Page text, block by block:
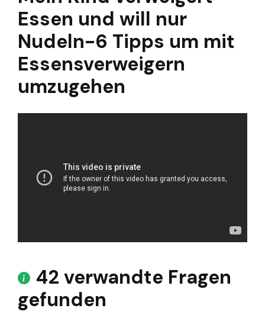
Essen und will nur
Nudeln-6 Tipps um mit
Essensverweigern
umzugehen
42 verwandte Fragen
gefunden